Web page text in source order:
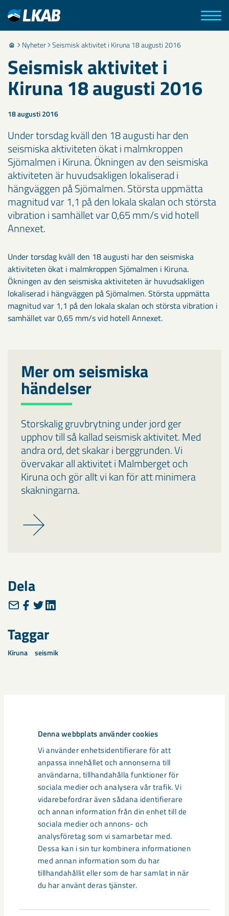
Denna webbplats använder cookies
Vi använder enhetsidentifierare för att
anpassa innehållet och annonserna till
användarna, tillhandahålla funktioner för
sociala medier och analysera vår trafik. Vi
vidarebefordrar även sådana identifierare
och annan information från din enhet till de
sociala medier och annons- och
analysföretag som vi samarbetar med.
Dessa kan i sin tur kombinera informationen
med annan information som du har
tillhandahållit eller som de har samlat in när
du har använt deras tjänster.
Nyheter Seismisk aktivitet i Kiruna 18 augusti 2016
Seismisk aktivitet i
Kiruna 18 augusti 2016
18 augusti 2016
Under torsdag kväll den 18 augusti har den
seismiska aktiviteten ökat i malmkroppen
Sjömalmen i Kiruna. Ökningen av den seismiska
aktiviteten är huvudsakligen lokaliserad i
hängväggen på Sjömalmen. Största uppmätta
magnitud var 1,1 på den lokala skalan och största
vibration i samhället var 0,65 mm/s vid hotell
Annexet.
Under torsdag kväll den 18 augusti har den seismiska
aktiviteten ökat i malmkroppen Sjömalmen i Kiruna.
Ökningen av den seismiska aktiviteten är huvudsakligen
lokaliserad i hängväggen på Sjömalmen. Största uppmätta
magnitud var 1,1 på den lokala skalan och största vibration i
samhället var 0,65 mm/s vid hotell Annexet.
Mer om seismiska
händelser
Storskalig gruvbrytning under jord ger
upphov till så kallad seismisk aktivitet. Med
andra ord, det skakar i berggrunden. Vi
övervakar all aktivitet i Malmberget och
Kiruna och gör allt vi kan för att minimera
skakningarna.
Dela
Taggar
Kiruna seismik